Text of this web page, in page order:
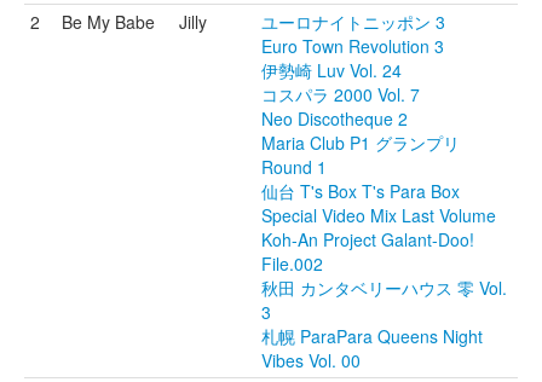
2
Be My Babe Jilly
ユーロナイトニッポン 3
Euro Town Revolution 3
伊勢崎 Luv Vol. 24
コスパラ 2000 Vol. 7
Neo Discotheque 2
Maria Club P1 グランプリ
Round 1
仙台 T's Box T's Para Box
Special Video Mix Last Volume
Koh-An Project Galant-Doo!
File.002
秋田 カンタベリーハウス 零 Vol.
3
札幌 ParaPara Queens Night
Vibes Vol. 00